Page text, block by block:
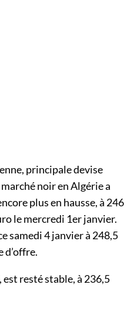
principale devise
noir en Algérie a
plus en hausse, à 246
le mercredi 1er janvier.
samedi 4 janvier à 248,5
d’offre.
resté stable, à 236,5